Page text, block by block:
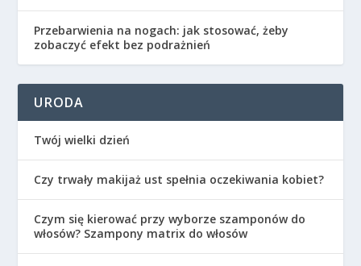
Przebarwienia na nogach: jak stosować, żeby
zobaczyć efekt bez podrażnień
URODA
Twój wielki dzień
Czy trwały makijaż ust spełnia oczekiwania kobiet?
Czym się kierować przy wyborze szamponów do
włosów? Szampony matrix do włosów